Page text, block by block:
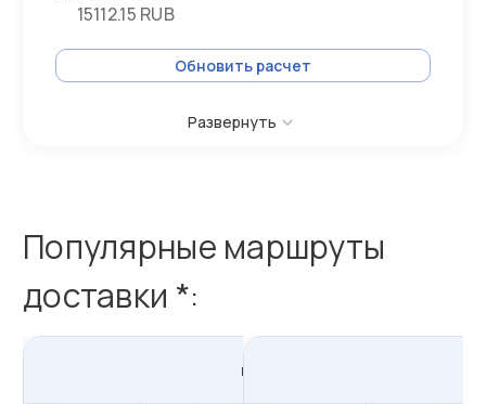
15112.15 RUB
Обновить расчет
Развернуть
Популярные маршруты
доставки *:
из